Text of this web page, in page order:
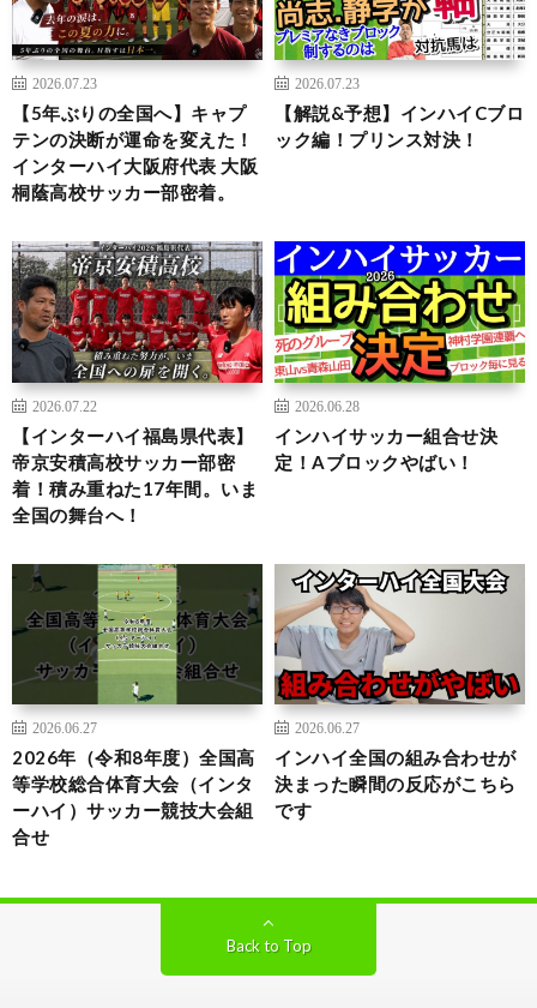
2026.07.23
【5年ぶりの全国へ】キャプ
テンの決断が運命を変えた！
インターハイ大阪府代表 大阪
桐蔭高校サッカー部密着。
2026.07.23
【解説&予想】インハイCブロ
ック編！プリンス対決！
2026.07.22
【インターハイ福島県代表】
帝京安積高校サッカー部密
着！積み重ねた17年間。いま
全国の舞台へ！
2026.06.28
インハイサッカー組合せ決
定！Aブロックやばい！
2026.06.27
2026年（令和8年度）全国高
等学校総合体育大会（インタ
ーハイ）サッカー競技大会組
合せ
2026.06.27
インハイ全国の組み合わせが
決まった瞬間の反応がこちら
です
Back to Top